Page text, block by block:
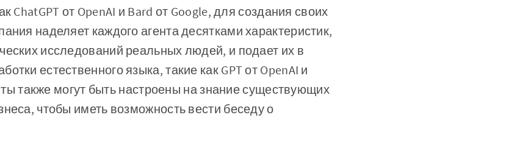
ChatGPT от OpenAI и Bard от Google, для создания своих
наделяет каждого агента десятками характеристик,
исследований реальных людей, и подает их в
естественного языка, такие как GPT от OpenAI и
также могут быть настроены на знание существующих
чтобы иметь возможность вести беседу о